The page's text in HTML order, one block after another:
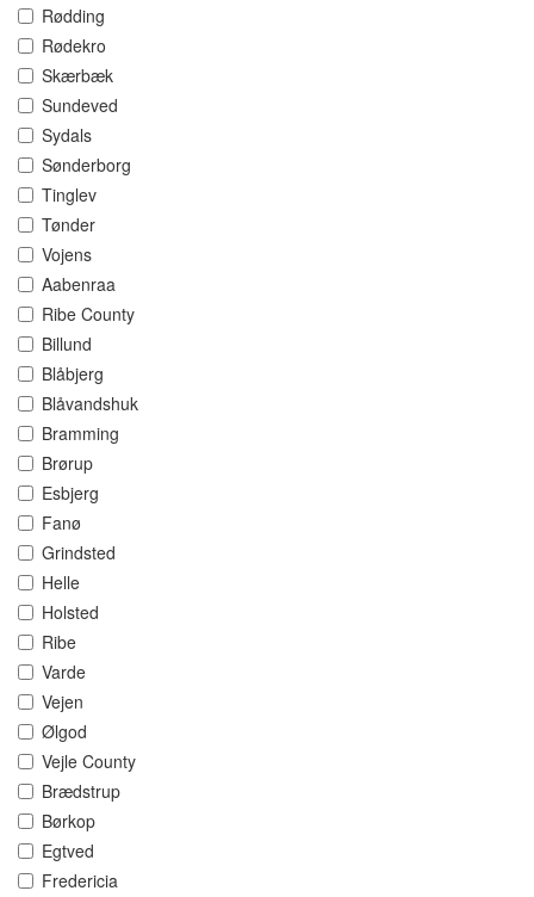
Rødding
Rødekro
Skærbæk
Sundeved
Sydals
Sønderborg
Tinglev
Tønder
Vojens
Aabenraa
Ribe County
Billund
Blåbjerg
Blåvandshuk
Bramming
Brørup
Esbjerg
Fanø
Grindsted
Helle
Holsted
Ribe
Varde
Vejen
Ølgod
Vejle County
Brædstrup
Børkop
Egtved
Fredericia